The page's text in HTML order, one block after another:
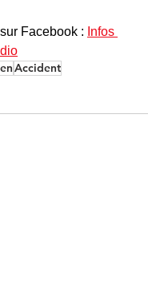
Facebook : Infos
Accident